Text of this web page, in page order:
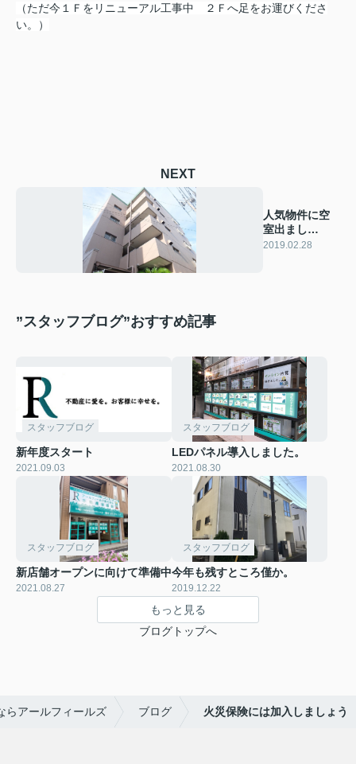
（ただ今１Ｆをリニューアル工事中 ２Ｆへ足をお運びくださ
い。）
NEXT
人気物件に空
室出まし
た！！その壱
2019.02.28
”スタッフブログ”おすすめ記事
スタッフブログ
新年度スタート
2021.09.03
スタッフブログ
LEDパネル導入しました。
2021.08.30
スタッフブログ
新店舗オープンに向けて準備中
2021.08.27
スタッフブログ
今年も残すところ僅か。
2019.12.22
もっと見る
ブログトップへ
らアールフィールズ ブログ 火災保険には加入しましょう